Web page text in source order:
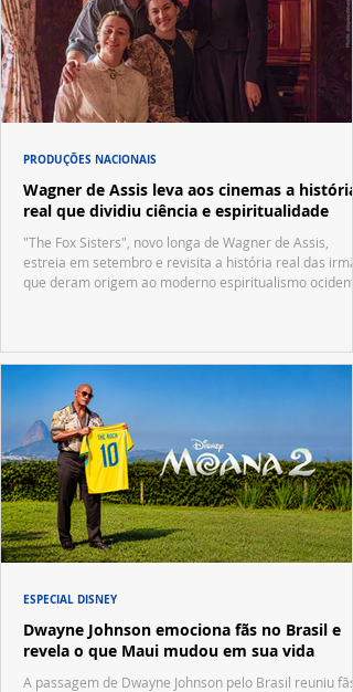
Wagner de Assis leva aos cinemas a história
real que dividiu ciência e espiritualidade
"The Fox Sisters", novo longa de Wagner de Assis,
estreia em setembro e revisita a história real das
que deram origem ao moderno espiritualismo
PRODUÇÕES NACIONAIS
Dwayne Johnson emociona fãs no Brasil e
revela o que Maui mudou em sua vida
A passagem de Dwayne Johnson pelo Brasil reuniu fãs,
ESPECIAL DISNEY